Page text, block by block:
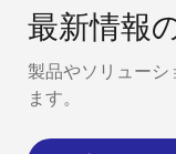
最新情報
製品やソリューシ
ます。